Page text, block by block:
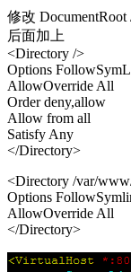
修改
后面加上
<Directory />
Options
AllowOverride All
Order deny,allow
Allow from all
Satisfy Any
</Directory>
<Directory /var/
Options
AllowOverride All
</Directory>